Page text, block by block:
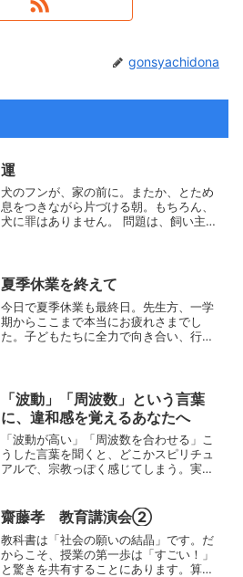
gonsyachidona
運
犬のフンが、家の前に。またか、とため
息をつきながら片づける朝。もちろん、
犬に罪はありません。 問題は、飼い主の
のに…」 そんな声が...
夏季休業を終えて
今日で夏季休業も最終日。先生方、一学
期からここまで本当にお疲れさまでし
た。子どもたちに全力で向き合い、行事
行事も多く、子どもも先生も...
「波動」「周波数」という言葉
に、違和感を覚えるあなたへ
「波動が高い」「周波数を合わせる」こ
うした言葉を聞くと、どこかスピリチュ
アルで、宗教っぽく感じてしまう。実は
を根拠に言っているのか分からない。そ
れでいて、反論しにくい空...
齋藤孝 教育講演会②
教科書は「社会の願いの結晶」です。だ
からこそ、授業の第一歩は「すごい！」
と驚きを共有することにあります。算数